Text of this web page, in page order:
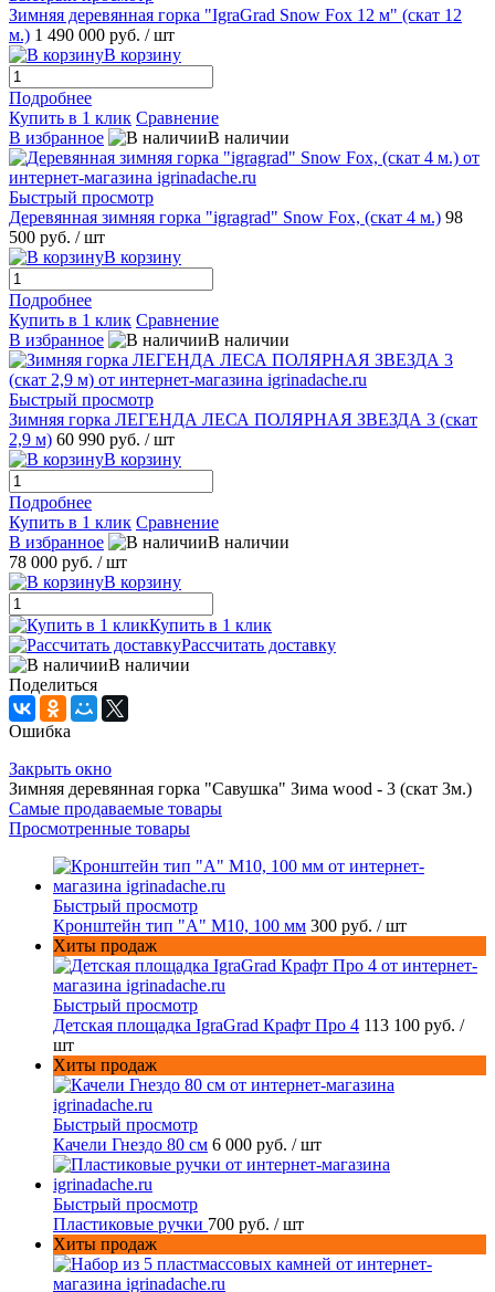
Зимняя деревянная горка "IgraGrad Snow Fox 12 м" (скат 12
м.) 1 490 000 руб. / шт
В корзину
Подробнее
Купить в 1 клик Сравнение
В избранное
В наличии
Быстрый просмотр
Деревянная зимняя горка "igragrad" Snow Fox, (скат 4 м.) 98
500 руб. / шт
В корзину
Подробнее
Купить в 1 клик Сравнение
В избранное
В наличии
Быстрый просмотр
Зимняя горка ЛЕГЕНДА ЛЕСА ПОЛЯРНАЯ ЗВЕЗДА 3 (скат
2,9 м) 60 990 руб. / шт
В корзину
Подробнее
Купить в 1 клик Сравнение
В избранное
В наличии
78 000 руб. / шт
В корзину
Купить в 1 клик
Рассчитать доставку
В наличии
Поделиться
Ошибка
Закрыть окно
Зимняя деревянная горка "Савушка" Зима wood - 3 (скат 3м.)
Самые продаваемые товары
Просмотренные товары
Быстрый просмотр
Кронштейн тип "A" M10, 100 мм 300 руб. / шт
Хиты продаж
Быстрый просмотр
Детская площадка IgraGrad Крафт Про 4 113 100 руб. /
шт
Хиты продаж
Быстрый просмотр
Качели Гнездо 80 см 6 000 руб. / шт
Быстрый просмотр
Пластиковые ручки 700 руб. / шт
Хиты продаж